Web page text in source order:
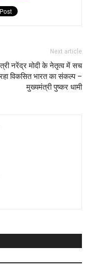
Next article
नरेंद्र मोदी के नेतृत्व में सच
विकसित भारत का संकल्प –
मुख्यमंत्री पुष्कर धामी